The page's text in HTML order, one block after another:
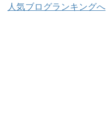
人気ブログランキングへ